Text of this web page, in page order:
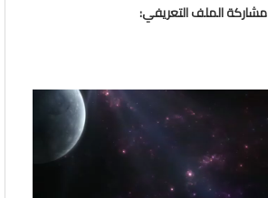
مشاركة الملف التعريفي: